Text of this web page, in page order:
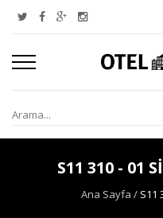
S11 310 - 01
Ana Sayfa / S11